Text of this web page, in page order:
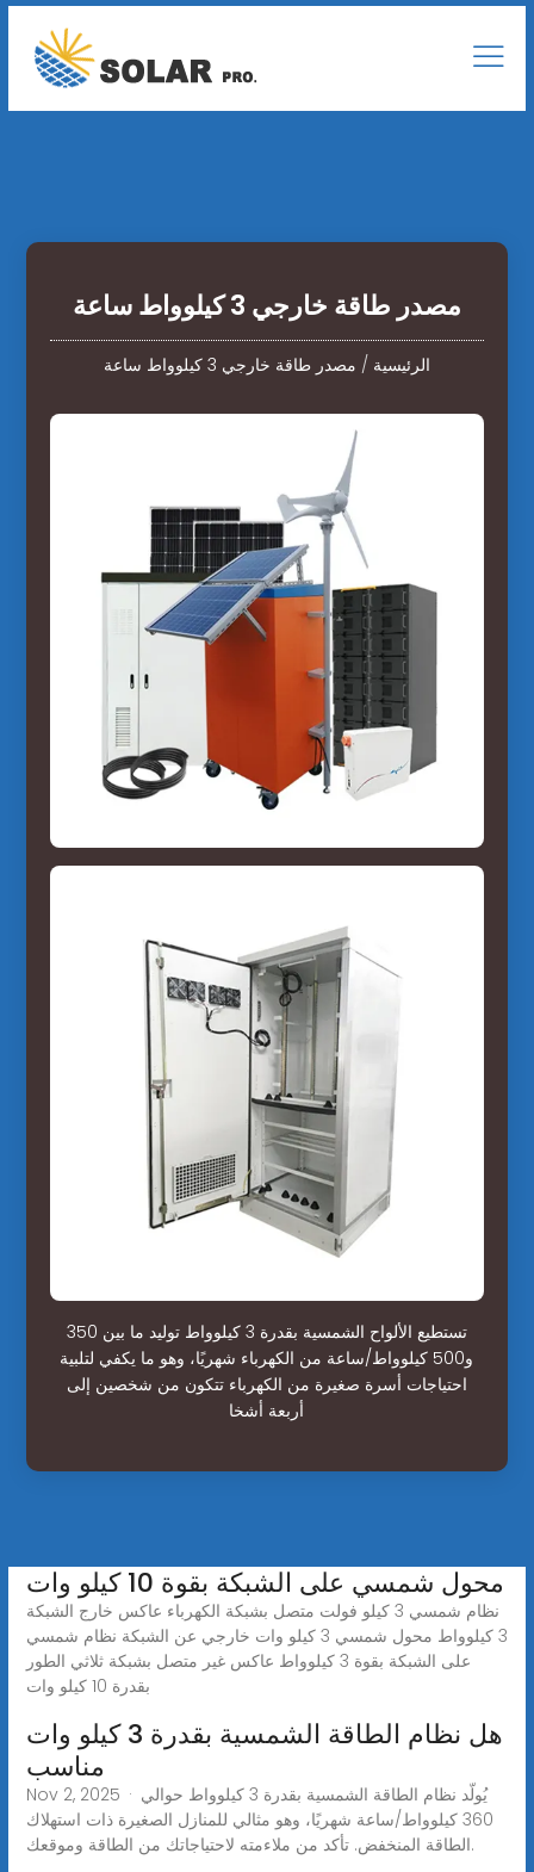
مصدر طاقة خارجي 3 كيلوواط ساعة
الرئيسية / مصدر طاقة خارجي 3 كيلوواط ساعة
تستطيع الألواح الشمسية بقدرة 3 كيلوواط توليد ما بين 350
و500 كيلوواط/ساعة من الكهرباء شهريًا، وهو ما يكفي لتلبية
احتياجات أسرة صغيرة من الكهرباء تتكون من شخصين إلى
أربعة أشخا
محول شمسي على الشبكة بقوة 10 كيلو وات
نظام شمسي 3 كيلو فولت متصل بشبكة الكهرباء عاكس خارج الشبكة
3 كيلوواط محول شمسي 3 كيلو وات خارجي عن الشبكة نظام شمسي
على الشبكة بقوة 3 كيلوواط عاكس غير متصل بشبكة ثلاثي الطور
بقدرة 10 كيلو وات
هل نظام الطاقة الشمسية بقدرة 3 كيلو وات
مناسب
Nov 2, 2025 · يُولّد نظام الطاقة الشمسية بقدرة 3 كيلوواط حوالي
360 كيلوواط/ساعة شهريًا، وهو مثالي للمنازل الصغيرة ذات استهلاك
الطاقة المنخفض. تأكد من ملاءمته لاحتياجاتك من الطاقة وموقعك.